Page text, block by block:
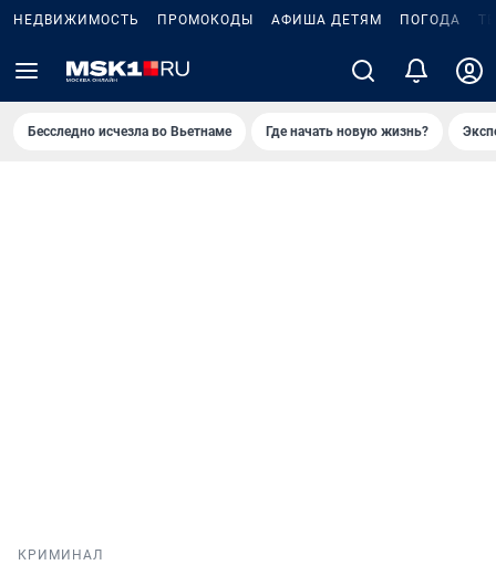
НЕДВИЖИМОСТЬ ПРОМОКОДЫ АФИША ДЕТЯМ ПОГОДА
Бесследно исчезла во Вьетнаме Где начать новую жизнь?
КРИМИНАЛ